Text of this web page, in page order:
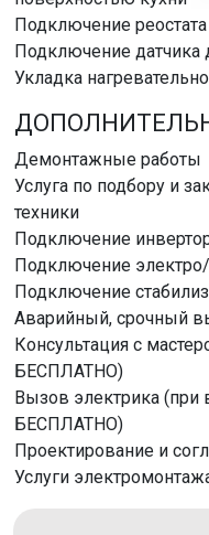
Подключение
Подключение датчика
Укладка
Демонтажные работы
Услуга по подбору и
техники
Подключение
Подключение
Подключение
Аварийный, срочный
Консультация с
БЕСПЛАТНО)
Вызов электрика
БЕСПЛАТНО)
Проектирование и
Услуги